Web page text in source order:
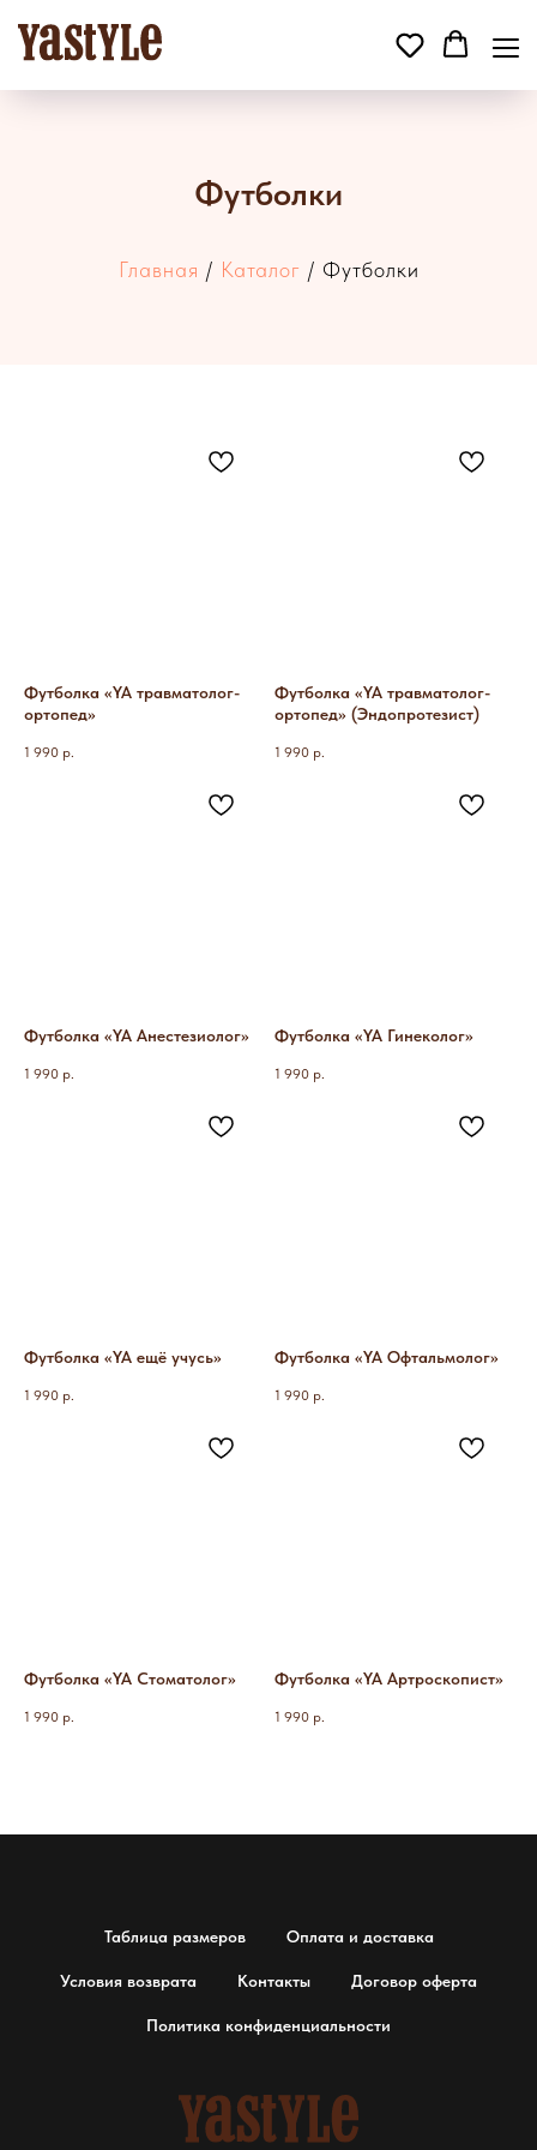
Футболки
Главная / Каталог / Футболки
Футболка «YA травматолог-
ортопед»
1 990 р.
Футболка «YA травматолог-
ортопед» (Эндопротезист)
1 990 р.
Футболка «YA Анестезиолог»
1 990 р.
Футболка «YA Гинеколог»
1 990 р.
Футболка «YA ещё учусь»
1 990 р.
Футболка «YA Офтальмолог»
1 990 р.
Футболка «YA Стоматолог»
1 990 р.
Футболка «YA Артроскопист»
1 990 р.
Таблица размеров Оплата и доставка
Условия возврата Контакты Договор оферта
Политика конфиденциальности